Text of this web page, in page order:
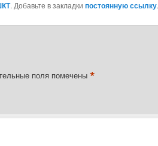
. Добавьте в закладки постоянную ссылку.
поля помечены *